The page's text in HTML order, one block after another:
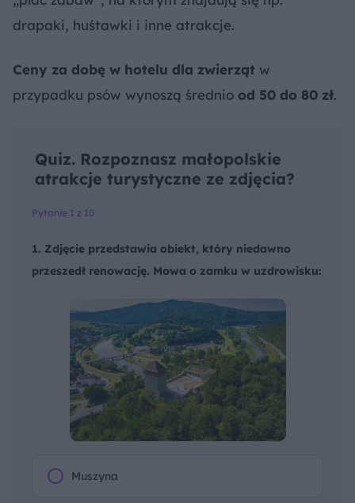
drapaki, huśtawki i inne atrakcje.
Ceny za dobę w hotelu dla zwierząt w
przypadku psów wynoszą średnio od 50 do 80 zł.
Quiz. Rozpoznasz małopolskie
atrakcje turystyczne ze zdjęcia?
Pytanie 1 z 10
1. Zdjęcie przedstawia obiekt, który niedawno
przeszedł renowację. Mowa o zamku w uzdrowisku:
Muszyna